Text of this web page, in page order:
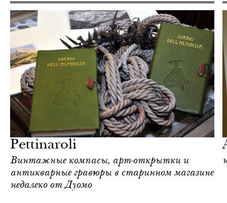
Pettinaroli
Винтажные компасы, арт-открытки и
антикварные гравюры в старинном магазине
недалеко от Дуомо